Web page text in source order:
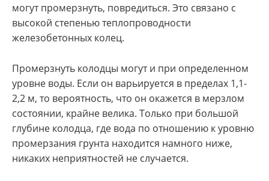
могут промерзнуть, повредиться. Это связано с
высокой степенью теплопроводности
железобетонных колец.
Промерзнуть колодцы могут и при определенном
уровне воды. Если он варьируется в пределах 1,1-
2,2 м, то вероятность, что он окажется в мерзлом
состоянии, крайне велика. Только при большой
глубине колодца, где вода по отношению к уровню
промерзания грунта находится намного ниже,
никаких неприятностей не случается.